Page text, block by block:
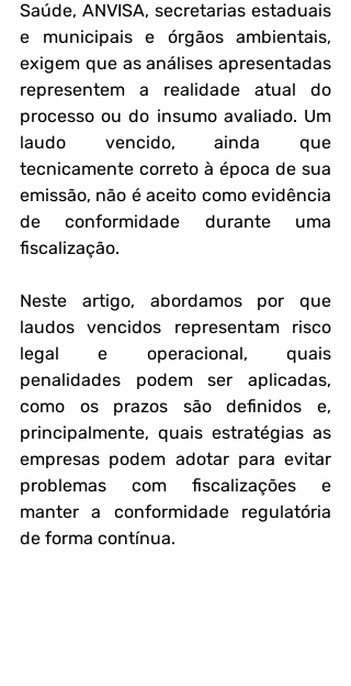
Saúde, ANVISA, secretarias estaduais
e municipais e órgãos ambientais,
exigem que as análises apresentadas
representem a realidade atual do
processo ou do insumo avaliado. Um
laudo vencido, ainda que
tecnicamente correto à época de sua
emissão, não é aceito como evidência
de conformidade durante uma
fiscalização.
Neste artigo, abordamos por que
laudos vencidos representam risco
legal e operacional, quais
penalidades podem ser aplicadas,
como os prazos são definidos e,
principalmente, quais estratégias as
empresas podem adotar para evitar
problemas com fiscalizações e
manter a conformidade regulatória
de forma contínua.